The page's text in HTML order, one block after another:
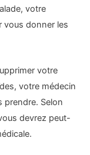
votre
vous donner les
votre
votre médecin
prendre. Selon
devrez peut-